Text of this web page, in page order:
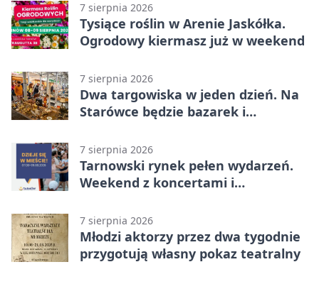
7 sierpnia 2026
Tysiące roślin w Arenie Jaskółka.
Ogrodowy kiermasz już w weekend
7 sierpnia 2026
Dwa targowiska w jeden dzień. Na
Starówce będzie bazarek i
7 sierpnia 2026
Tarnowski rynek pełen wydarzeń.
Weekend z koncertami i
7 sierpnia 2026
Młodzi aktorzy przez dwa tygodnie
przygotują własny pokaz teatralny